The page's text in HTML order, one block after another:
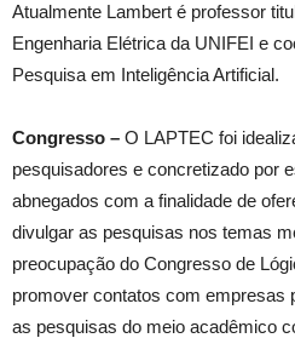
Atualmente Lambert é professor
Engenharia Elétrica da UNIFEI e
Pesquisa em Inteligência Artificial.
Congresso – O LAPTEC foi
pesquisadores e concretizado por
abnegados com a finalidade de
divulgar as pesquisas nos temas
preocupação do Congresso de
promover contatos com empresas
as pesquisas do meio acadêmico